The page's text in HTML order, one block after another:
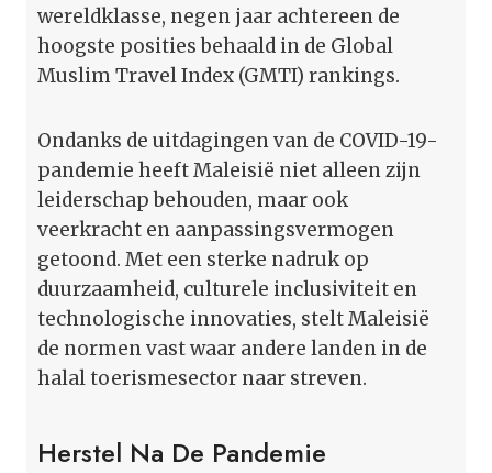
wereldklasse, negen jaar achtereen de
hoogste posities behaald in de Global
Muslim Travel Index (GMTI) rankings.
Ondanks de uitdagingen van de COVID-19-
pandemie heeft Maleisië niet alleen zijn
leiderschap behouden, maar ook
veerkracht en aanpassingsvermogen
getoond. Met een sterke nadruk op
duurzaamheid, culturele inclusiviteit en
technologische innovaties, stelt Maleisië
de normen vast waar andere landen in de
halal toerismesector naar streven.
Herstel Na De Pandemie